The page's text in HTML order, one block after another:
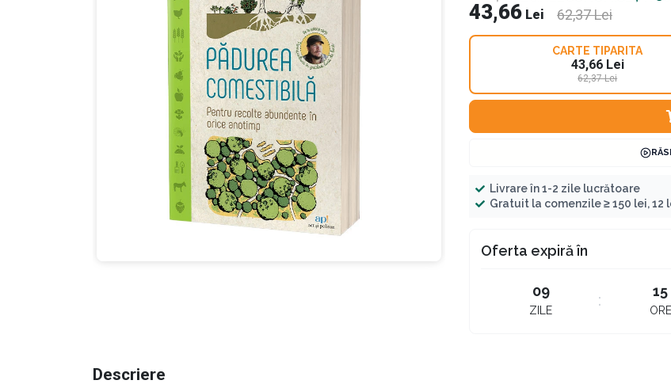
43,66 Lei 62,37Lei
CARTE TIPARITA
43,66 Lei
62,37 Lei
Livrare în 1-2 zile lucrătoare
Gratuit la comenzile ≥ 150 lei, 12
Oferta expiră în
09
ZILE
15
ORE
Descriere